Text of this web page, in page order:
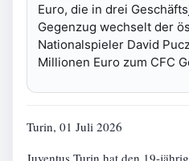
Euro, die in drei
Gegenzug wechselt der
Nationalspieler David
Millionen Euro zum CFC
Turin, 01 Juli 2026
Juventus Turin hat den 19-